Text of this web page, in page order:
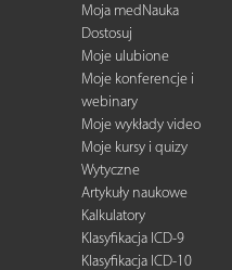
Moja medNauka
Dostosuj
Moje ulubione
Moje konferencje i
webinary
Moje wykłady video
Moje kursy i quizy
Wytyczne
Artykuły naukowe
Kalkulatory
Klasyfikacja ICD-9
Klasyfikacja ICD-10